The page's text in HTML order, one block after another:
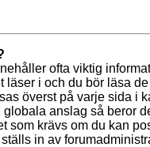
ofta viktig
läser i och du bör läsa
överst på varje sida i
globala anslag så beror
som krävs om du kan
in av